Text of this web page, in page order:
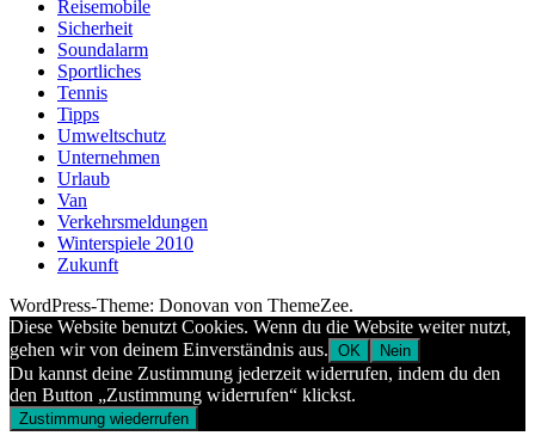
Reisemobile
Sicherheit
Soundalarm
Sportliches
Tennis
Tipps
Umweltschutz
Unternehmen
Urlaub
Van
Verkehrsmeldungen
Winterspiele 2010
Zukunft
WordPress-Theme: Donovan von ThemeZee.
Diese Website benutzt Cookies. Wenn du die Website weiter nutzt,
gehen wir von deinem Einverständnis aus. OK Nein
Du kannst deine Zustimmung jederzeit widerrufen, indem du den
den Button „Zustimmung widerrufen“ klickst.
Zustimmung wiederrufen